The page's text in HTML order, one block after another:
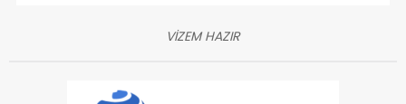
VİZEM HAZIR